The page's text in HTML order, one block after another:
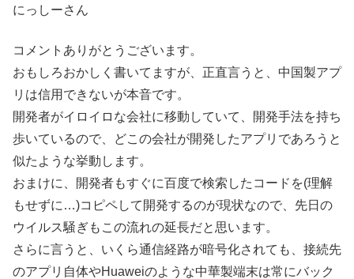
にっしーさん
コメントありがとうございます。
おもしろおかしく書いてますが、正直言うと、中国製アプ
リは信用できないが本音です。
開発者がイロイロな会社に移動していて、開発手法を持ち
歩いているので、どこの会社が開発したアプリであろうと
似たような挙動します。
おまけに、開発者もすぐに百度で検索したコードを(理解
もせずに…)コピペして開発するのが現状なので、先日の
ウイルス騒ぎもこの流れの延長だと思います。
さらに言うと、いくら通信経路が暗号化されても、接続先
のアプリ自体やHuaweiのような中華製端末は常にバック